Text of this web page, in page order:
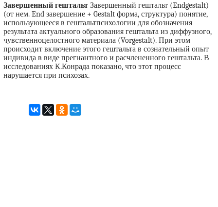
Завершенный гештальтЗавершенный гештальт (Endgestalt)
(от нем. End завершение + Gestalt форма, структура) понятие,
использующееся в гештальтпсихологии для обозначения
результата актуального образования гештальта из диффузного,
чувственноцелостного материала (Vorgestalt). При этом
происходит включение этого гештальта в сознательный опыт
индивида в виде прегнантного и расчлененного гештальта. В
исследованиях К.Конрада показано, что этот процесс
нарушается при психозах.